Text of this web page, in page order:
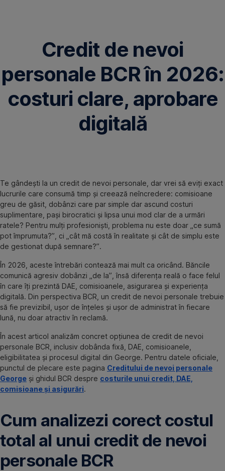
Credit de nevoi
personale BCR în 2026:
costuri clare, aprobare
digitală
Te gândești la un credit de nevoi personale, dar vrei să eviți exact
lucrurile care consumă timp și creează neîncredere: comisioane
greu de găsit, dobânzi care par simple dar ascund costuri
suplimentare, pași birocratici și lipsa unui mod clar de a urmări
ratele? Pentru mulți profesioniști, problema nu este doar „ce sumă
pot împrumuta?”, ci „cât mă costă în realitate și cât de simplu este
de gestionat după semnare?”.
În 2026, aceste întrebări contează mai mult ca oricând. Băncile
comunică agresiv dobânzi „de la”, însă diferența reală o face felul
în care îți prezintă DAE, comisioanele, asigurarea și experiența
digitală. Din perspectiva BCR, un credit de nevoi personale trebuie
să fie previzibil, ușor de înțeles și ușor de administrat în fiecare
lună, nu doar atractiv în reclamă.
În acest articol analizăm concret opțiunea de credit de nevoi
personale BCR, inclusiv dobânda fixă, DAE, comisioanele,
eligibilitatea și procesul digital din George. Pentru datele oficiale,
punctul de plecare este pagina Creditului de nevoi personale
George și ghidul BCR despre costurile unui credit, DAE,
comisioane și asigurări.
Cum analizezi corect costul
total al unui credit de nevoi
personale BCR